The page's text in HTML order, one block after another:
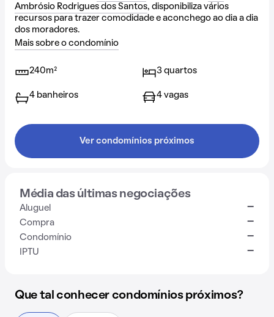
Ambrósio Rodrigues dos Santos, disponibiliza vários
recursos para trazer comodidade e aconchego ao dia a dia
dos moradores.
Mais sobre o condomínio
240m² 3 quartos
4 banheiros 4 vagas
Ver condomínios próximos
Média das últimas negociações
Aluguel -
Compra -
Condomínio -
IPTU -
Que tal conhecer condomínios próximos?